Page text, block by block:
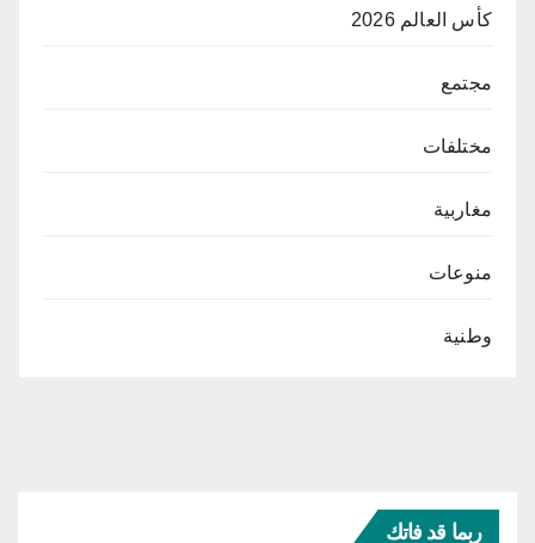
كأس العالم 2026
مجتمع
مختلفات
مغاربية
منوعات
وطنية
ربما قد فاتك